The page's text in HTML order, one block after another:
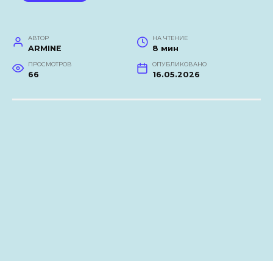
АВТОР
ARMINE
НА ЧТЕНИЕ
8 мин
ПРОСМОТРОВ
66
ОПУБЛИКОВАНО
16.05.2026